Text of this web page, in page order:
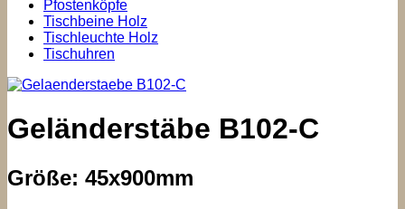
Pfostenköpfe
Tischbeine Holz
Tischleuchte Holz
Tischuhren
Geländerstäbe B102-C
Größe: 45x900mm